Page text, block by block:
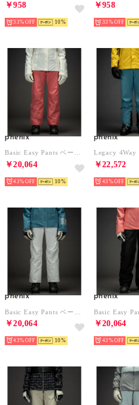
￥958
33% 10
￥958
33%
phenix
￥20,064
43% 10
phenix
￥22,572
43%
phenix
￥20,064
43% 10
phenix
￥20,064
43%